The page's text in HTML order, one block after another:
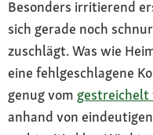
Besonders irritierend
sich gerade noch
zuschlägt. Was wie
eine fehlgeschlagene
genug vom gestreichelt
anhand von